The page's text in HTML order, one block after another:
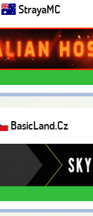
StrayaMC
BasicLand.Cz